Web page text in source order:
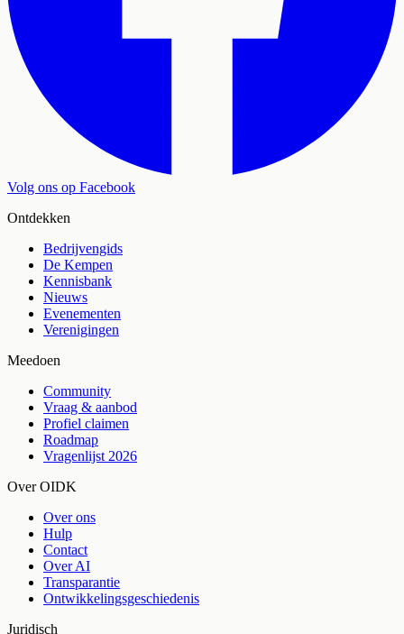
Volg ons op Facebook
Ontdekken
Bedrijvengids
De Kempen
Kennisbank
Nieuws
Evenementen
Verenigingen
Meedoen
Community
Vraag & aanbod
Profiel claimen
Roadmap
Vragenlijst 2026
Over OIDK
Over ons
Hulp
Contact
Over AI
Transparantie
Ontwikkelingsgeschiedenis
Juridisch